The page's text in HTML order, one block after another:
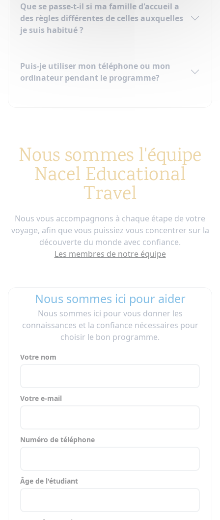
Que se passe-t-il si ma famille d'accueil a
des règles différentes de celles auxquelles
je suis habitué ?
Puis-je utiliser mon téléphone ou mon
ordinateur pendant le programme?
Nous sommes l'équipe
Nacel Educational
Travel
Nous vous accompagnons à chaque étape de votre
voyage, afin que vous puissiez vous concentrer sur la
découverte du monde avec confiance.
Les membres de notre équipe
Nous sommes ici pour aider
Nous sommes ici pour vous donner les
connaissances et la confiance nécessaires pour
choisir le bon programme.
Votre nom
Votre e-mail
Numéro de téléphone
Âge de l'étudiant